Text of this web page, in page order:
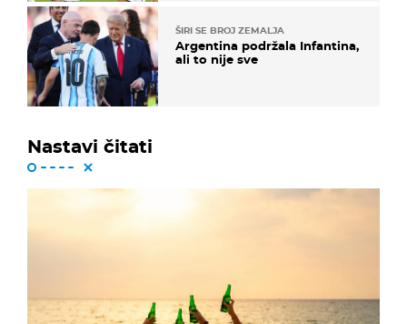
ŠIRI SE BROJ ZEMALJA
Argentina podržala Infantina,
ali to nije sve
Nastavi čitati